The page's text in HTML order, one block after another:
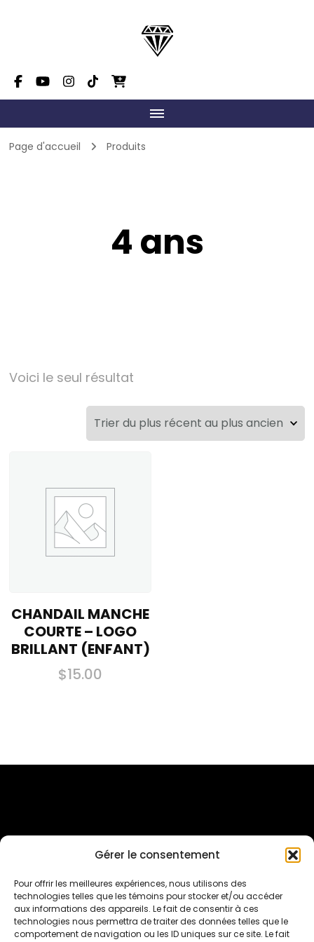
Gérer le consentement
Pour offrir les meilleures expériences, nous utilisons des
technologies telles que les témoins pour stocker et/ou accéder
aux informations des appareils. Le fait de consentir à ces
technologies nous permettra de traiter des données telles que le
comportement de navigation ou les ID uniques sur ce site. Le fait
Dimension Danse Mont-
Tremblant
Page d'accueil Produits
4 ans
Voici le seul résultat
CHANDAIL MANCHE
COURTE – LOGO
BRILLANT (ENFANT)
$15.00
plusieurs
peuvent
choisies
sur
la
Inscriptions Sur Qidigo
Suivez-nous sur les réseaux sociaux